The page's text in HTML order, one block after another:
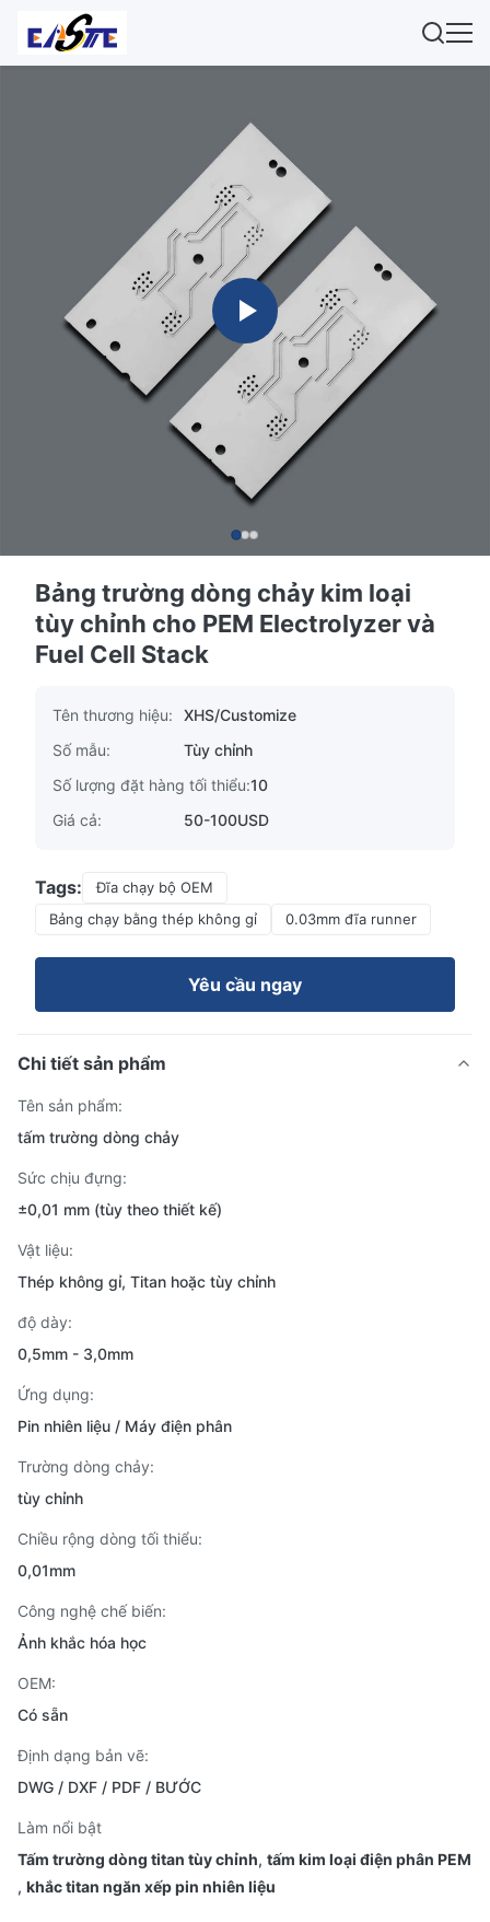
Bảng trường dòng chảy kim loại
tùy chỉnh cho PEM Electrolyzer và
Fuel Cell Stack
Tên thương hiệu:
XHS/Customize
Số mẫu:
Tùy chỉnh
Số lượng đặt hàng tối thiểu:10
Giá cả:
50-100USD
Tags:
Đĩa chạy bộ OEM
Bảng chạy bằng thép không gỉ
0.03mm đĩa runner
Yêu cầu ngay
Chi tiết sản phẩm
Tên sản phẩm:
tấm trường dòng chảy
Sức chịu đựng:
±0,01 mm (tùy theo thiết kế)
Vật liệu:
Thép không gỉ, Titan hoặc tùy chỉnh
độ dày:
0,5mm - 3,0mm
Ứng dụng:
Pin nhiên liệu / Máy điện phân
Trường dòng chảy:
tùy chỉnh
Chiều rộng dòng tối thiểu:
0,01mm
Công nghệ chế biến:
Ảnh khắc hóa học
OEM:
Có sẵn
Định dạng bản vẽ:
DWG / DXF / PDF / BƯỚC
Làm nổi bật
Tấm trường dòng titan tùy chỉnh, tấm kim loại điện phân PEM
, khắc titan ngăn xếp pin nhiên liệu